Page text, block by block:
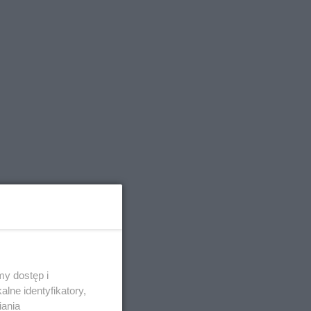
dostęp i
identyfikatory,